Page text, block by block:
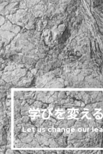
学びを変え
Let us change our